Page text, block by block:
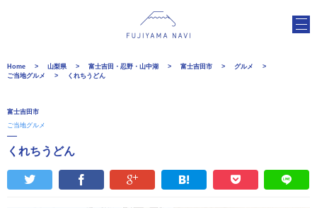
Home 山梨県 富士吉田・忍野・山中湖 富士吉田市
グルメ
ご当地グルメ
くれちうどん
富士吉田市
ご当地グルメ
くれちうどん